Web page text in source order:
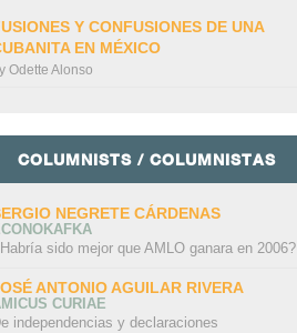
Y CONFUSIONES DE UNA
EN MÉXICO
Odette Alonso
COLUMNISTS / COLUMNISTAS
NEGRETE CÁRDENAS
sido mejor que AMLO ganara en 2006?
ANTONIO AGUILAR RIVERA
CURIAE
independencias y declaraciones